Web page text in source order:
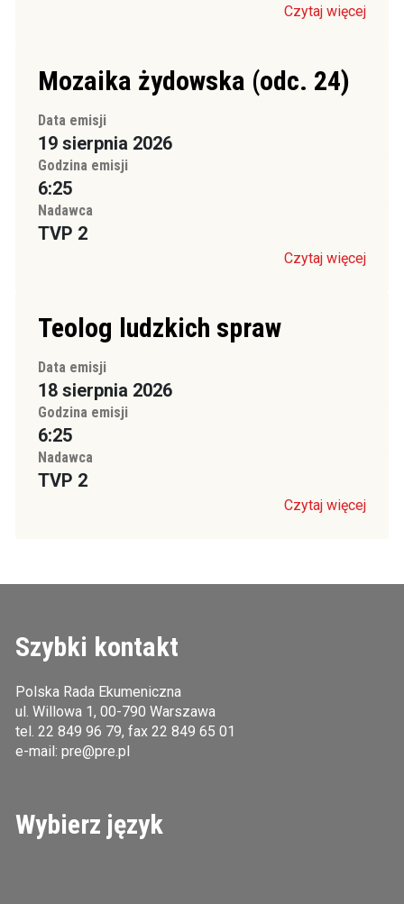
Czytaj więcej
Mozaika żydowska (odc. 24)
Data emisji
19 sierpnia 2026
Godzina emisji
6:25
Nadawca
TVP 2
Czytaj więcej
Teolog ludzkich spraw
Data emisji
18 sierpnia 2026
Godzina emisji
6:25
Nadawca
TVP 2
Czytaj więcej
Szybki kontakt
Polska Rada Ekumeniczna
ul. Willowa 1, 00-790 Warszawa
tel. 22 849 96 79, fax 22 849 65 01
e-mail: pre@pre.pl
Wybierz język